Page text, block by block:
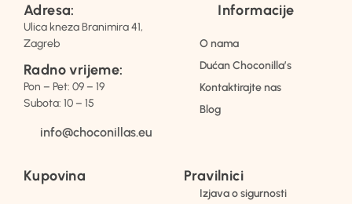
Adresa:
Ulica kneza Branimira 41,
Zagreb
Radno vrijeme:
Pon – Pet: 09 – 19
Subota: 10 – 15
info@choconillas.eu
Informacije
O nama
Dućan Choconilla’s
Kontaktirajte nas
Blog
Kupovina Pravilnici
Izjava o sigurnosti